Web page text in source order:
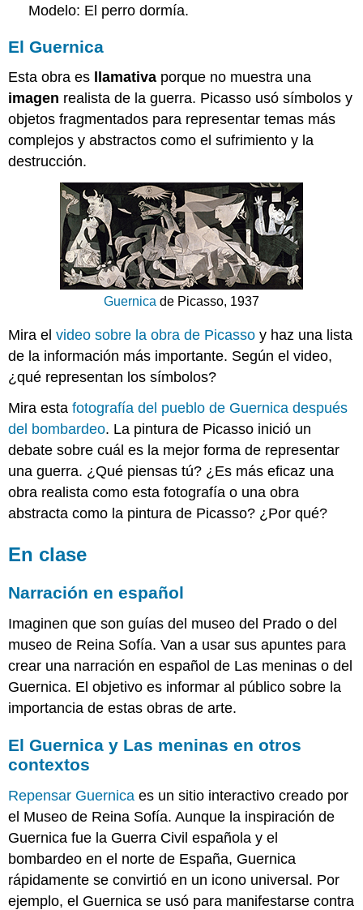
Modelo: El perro dormía.
El Guernica
Esta obra es llamativa porque no muestra una
imagen realista de la guerra. Picasso usó símbolos y
objetos fragmentados para representar temas más
complejos y abstractos como el sufrimiento y la
destrucción.
Guernica de Picasso, 1937
Mira elvideo sobre la obra de Picasso y haz una lista
de la información más importante. Según el video,
¿qué representan los símbolos?
Mira estafotografía del pueblo de Guernica después
del bombardeo. La pintura de Picasso inició un
debate sobre cuál es la mejor forma de representar
una guerra. ¿Qué piensas tú? ¿Es más eficaz una
obra realista como esta fotografía o una obra
abstracta como la pintura de Picasso? ¿Por qué?
En clase
Narración en español
Imaginen que son guías del museo del Prado o del
museo de Reina Sofía. Van a usar sus apuntes para
crear una narración en español de Las meninas o del
Guernica. El objetivo es informar al público sobre la
importancia de estas obras de arte.
El Guernica y Las meninas en otros
contextos
Repensar Guernica es un sitio interactivo creado por
el Museo de Reina Sofía. Aunque la inspiración de
Guernica fue la Guerra Civil española y el
bombardeo en el norte de España, Guernica
rápidamente se convirtió en un icono universal. Por
ejemplo, el Guernica se usó para manifestarse contra